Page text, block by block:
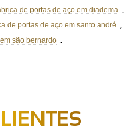
de portas de aço em diadema
de portas de aço em santo andré
são bernardo .